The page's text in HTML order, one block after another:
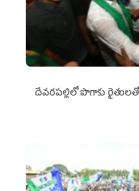
దేవరపల్లిలో పొగాకు